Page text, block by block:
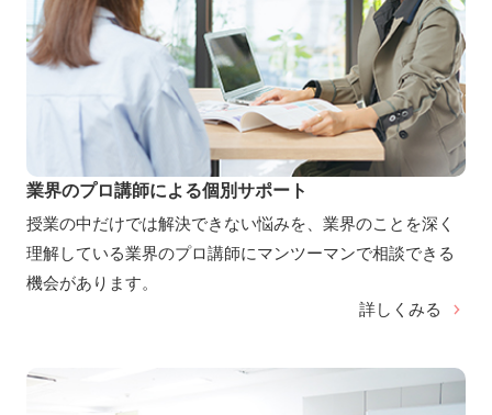
業界のプロ講師による個別サポート
授業の中だけでは解決できない悩みを、業界のことを深く
理解している業界のプロ講師にマンツーマンで相談できる
機会があります。
詳しくみる